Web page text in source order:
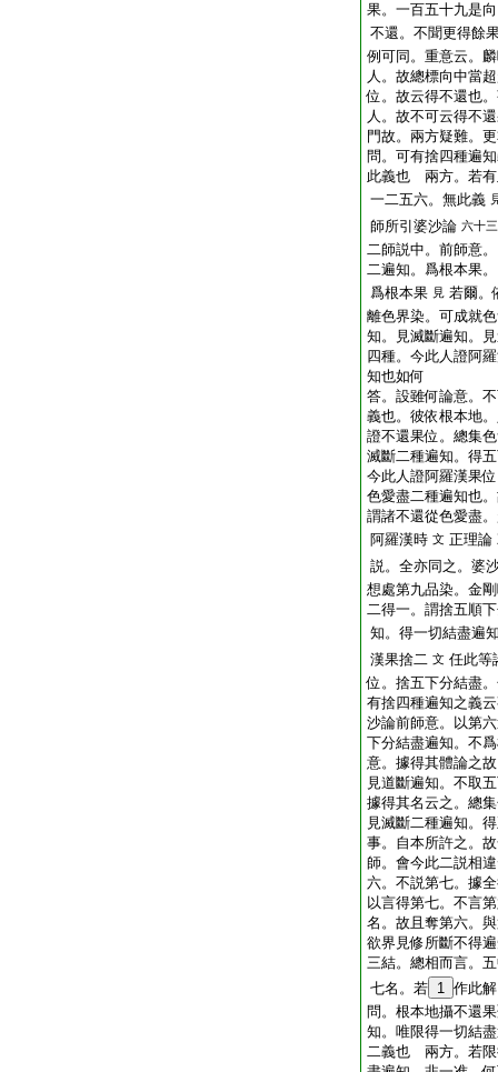
果。一百五十九是
不還。不聞更得餘
例可同。重意云。
人。故總標向中當
位。故云得不還也
人。故不可云得不
門故。兩方疑難。
問。可有捨四種遍
此義也 兩方。若有
一二五六。無此義
師所引婆沙論 六十三
二師説中。前師意
二遍知。爲根本果
爲根本果 見 若爾。
離色界染。可成就
知。見滅斷遍知。
四種。今此人證阿
知也如何
答。設雖何論意。
義也。彼依根本地
證不還果位。總集
滅斷二種遍知。得
今此人證阿羅漢果
色愛盡二種遍知也
謂諸不還從色愛盡
阿羅漢時 文 正理論
説。全亦同之。婆
想處第九品染。金
二得一。謂捨五順
知。得一切結盡遍
漢果捨二 文 任此等
位。捨五下分結盡
有捨四種遍知之義
沙論前師意。以第
下分結盡遍知。不
意。據得其體論之
見道斷遍知。不取
據得其名云之。總
見滅斷二種遍知。
事。自本所許之。
師。會今此二説相
六。不説第七。據
以言得第七。不言
名。故且奪第六。
欲界見修所斷不得
三結。總相而言。
七名。若 1 作此
問。根本地攝不還
知。唯限得一切結
二義也 兩方。若限